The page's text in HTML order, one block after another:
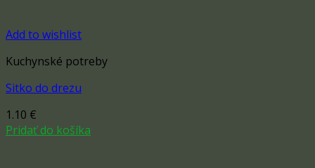
Add to wishlist
Kuchynské potreby
Sitko do drezu
1.10 €
Pridať do košíka